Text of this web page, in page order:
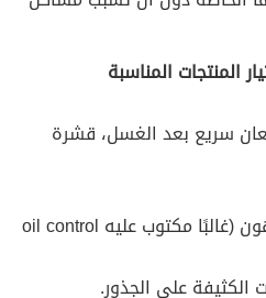
المنتجات المناسبة
سريع بعد الغسل، قشرة
شامبو خفيف ينظم إفراز الدهون (غالبًا مكتوب عليه oil control
الكثيفة على الجذور.